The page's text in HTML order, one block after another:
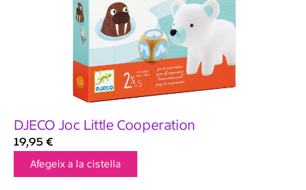
DJECO Joc Little Cooperation
19,95 €
Afegeix a la cistella